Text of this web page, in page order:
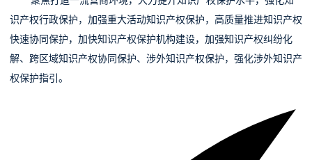
识产权行政保护，加强重大活动知识产权保护，高质量推进知识产权
快速协同保护，加快知识产权保护机构建设，加强知识产权纠纷化
解、跨区域知识产权协同保护、涉外知识产权保护，强化涉外知识产
权保护指引。